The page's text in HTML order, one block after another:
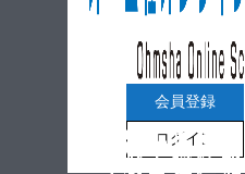
会員登録
ログイン